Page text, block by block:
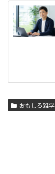
おもしろ雑学